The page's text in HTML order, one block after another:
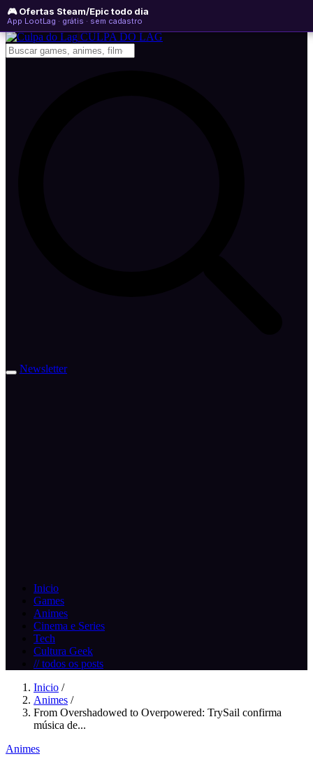
🎮 Ofertas Steam/Epic todo dia
App LootLag · grátis · sem cadastro
sábado, 08 de agosto de 2026 WhatsApp
Newsletter
CULPA DO LAG
Newsletter
Inicio
Games
Animes
Cinema e Series
Tech
Cultura Geek
// todos os posts
Inicio /
Animes /
From Overshadowed to Overpowered: TrySail confirma
música de...
Animes